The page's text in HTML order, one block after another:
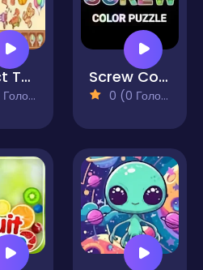
Collect Three Screw Color Puzzle
0 (0 Голосів)